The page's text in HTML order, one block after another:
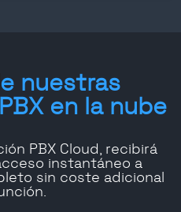
nuestras
en la nube
PBX Cloud, recibirá
instantáneo a
sin coste adicional